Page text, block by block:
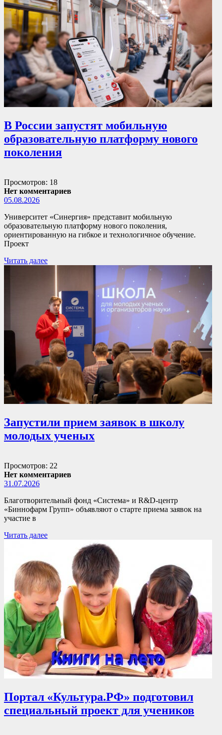
В России запустят мобильную
образовательную платформу нового
поколения
Просмотров: 18
Нет комментариев
05.08.2026
Университет «Синергия» представит мобильную
образовательную платформу нового поколения,
ориентированную на гибкое и технологичное обучение.
Проект
Читать далее
Запустили прием заявок в школу
молодых ученых
Просмотров: 22
Нет комментариев
31.07.2026
Благотворительный фонд «Система» и R&D-центр
«Биннофарм Групп» объявляют о старте приема заявок на
участие в
Читать далее
Портал «Культура.РФ» подготовил
специальный проект для учеников